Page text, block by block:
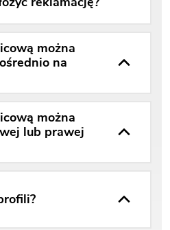
można
na
można
lub prawej